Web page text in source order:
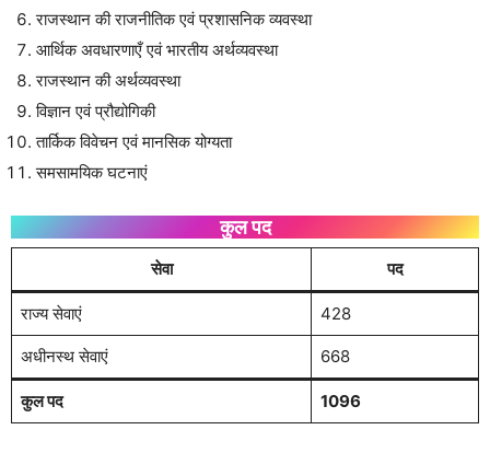
राजस्थान की राजनीतिक एवं प्रशासनिक व्यवस्था
आर्थिक अवधारणाएँ एवं भारतीय अर्थव्यवस्था
राजस्थान की अर्थव्यवस्था
विज्ञान एवं प्रौद्योगिकी
तार्किक विवेचन एवं मानसिक योग्यता
समसामयिक घटनाएं
कुल पद
सेवा पद
राज्य सेवाएं 428
अधीनस्थ सेवाएं 668
कुल पद 1096